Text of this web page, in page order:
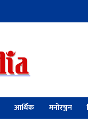
आर्थिक मनोरञ्जन